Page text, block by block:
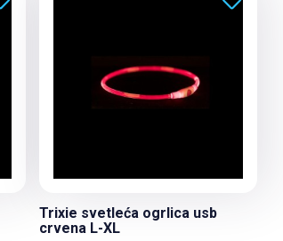
Trixie svetleća ogrlica usb
crvena L-XL